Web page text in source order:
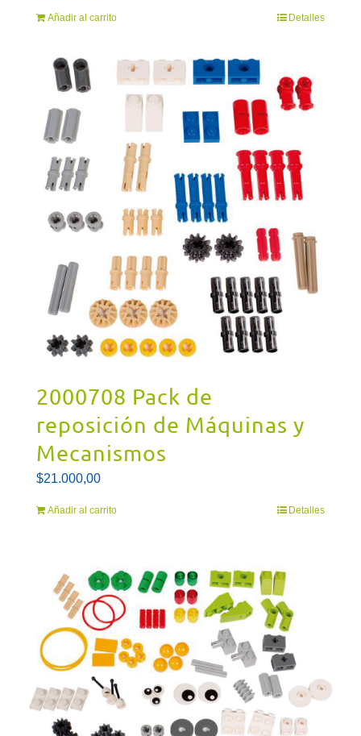
Añadir al carrito Detalles
2000708 Pack de
reposición de Máquinas y
Mecanismos
$21.000,00
Añadir al carrito Detalles